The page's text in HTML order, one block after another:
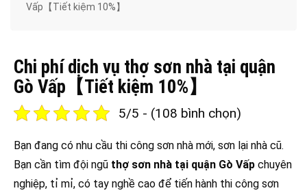
Vấp【Tiết kiệm 10%】
Chi phí dịch vụ thợ sơn nhà tại quận
Gò Vấp【Tiết kiệm 10%】
5/5 - (108 bình chọn)
Bạn đang có nhu cầu thi công sơn nhà mới, sơn lại nhà cũ.
Bạn cần tìm đội ngũ thợ sơn nhà tại quận Gò Vấp chuyên
nghiệp, tỉ mỉ, có tay nghề cao để tiến hành thi công sơn